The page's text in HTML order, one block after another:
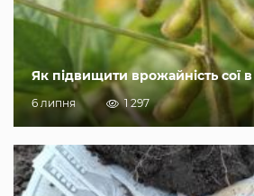
Як підвищити врожайність сої в
6 липня 1 297